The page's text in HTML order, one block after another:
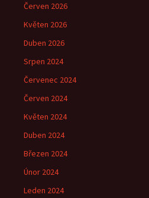
Červen 2026
Květen 2026
Duben 2026
Srpen 2024
Červenec 2024
Červen 2024
Květen 2024
Duben 2024
Březen 2024
Únor 2024
Leden 2024